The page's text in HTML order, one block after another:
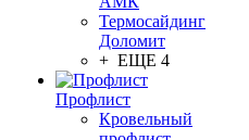
Термосайдинг
Доломит
+ ЕЩЕ 4
Профлист
Кровельный